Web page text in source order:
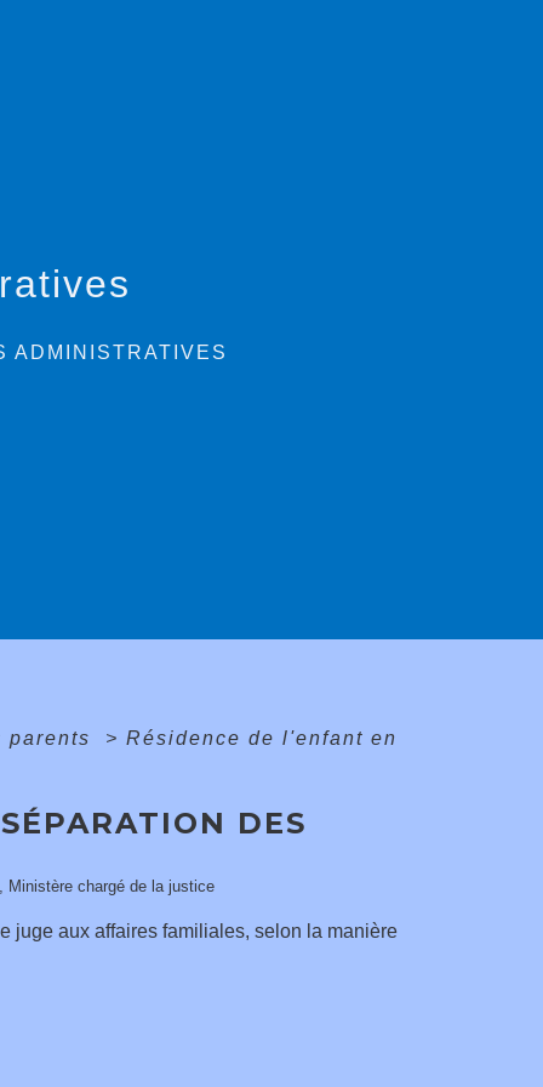
ADMINISTRATIVES
parents > Résidence de l'enfant en
DES
Ministère chargé de la justice
juge aux affaires familiales, selon la manière